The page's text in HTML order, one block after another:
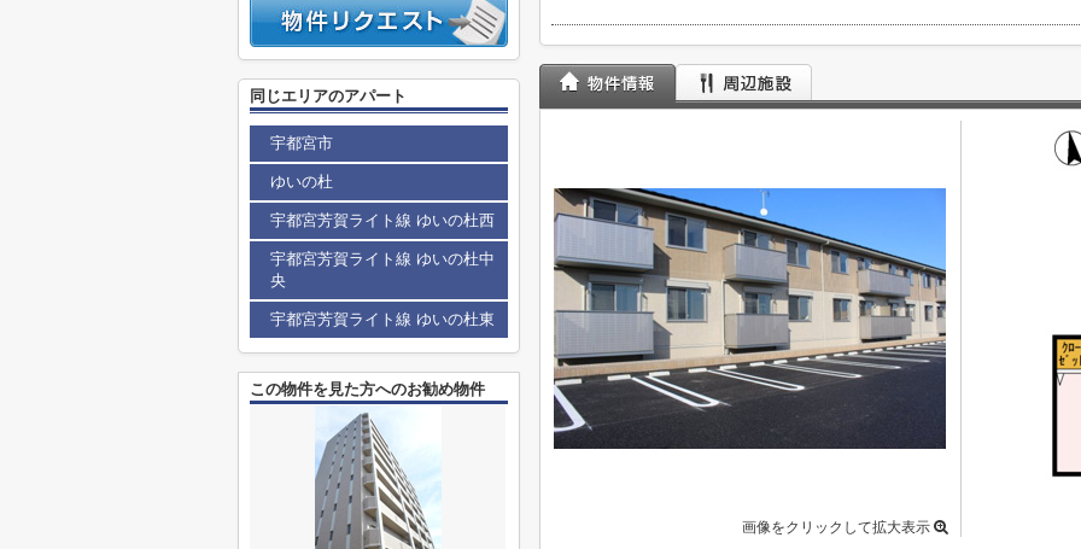
画像をクリックして拡大表示
同じエリアのアパート
宇都宮市
ゆいの杜
宇都宮芳賀ライト線 ゆいの杜西
宇都宮芳賀ライト線 ゆいの杜中
央
宇都宮芳賀ライト線 ゆいの杜東
この物件を見た方へのお勧め物件